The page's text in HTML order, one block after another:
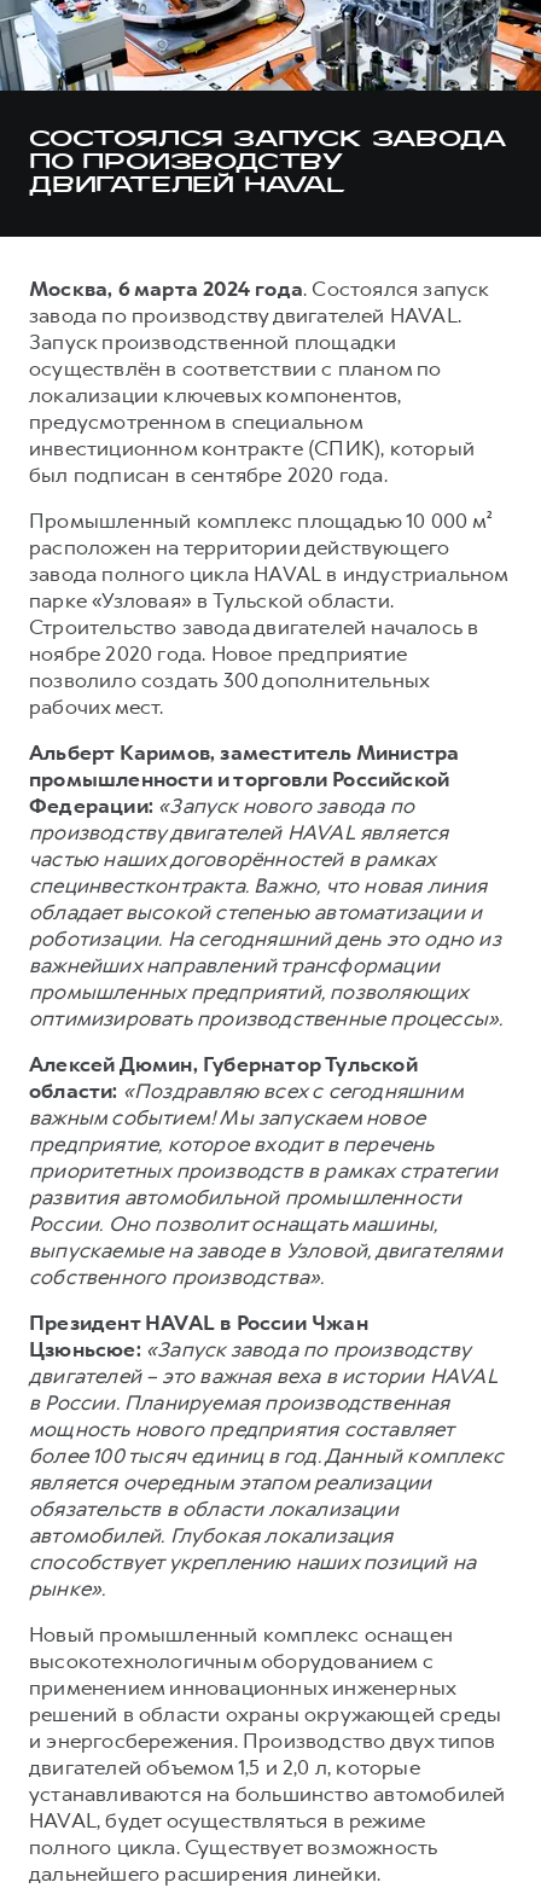
от 3 199 000 ₽ от 3 499 000 ₽
F7
от 2 899 000 ₽
F7X
от 3 599 000 ₽
POER
Тест-драйв
Трейд-ин
КРЕДИТ И СТРАХОВАНИЕ
Кредитный калькулятор
Страхование
КОРПОРАТИВНЫМ КЛИЕНТАМ
Для малого бизнеса
Корпоративным клиентам
Крупным корпоративным клиентам
Сервис для корпоративных клиентов
HAVAL Лизинг
АКСЕССУАРЫ HAVAL
Автомобильные аксессуары
Коллекция CITY
Коллекция Базовая
Коллекция Детская
СЕРВИСНОЕ ОБСЛУЖИВАНИЕ
Нулевое ТО
Регламенты технического обслуживания
Электронный ПТС
GWM Безопасность
Гарантия HAVAL
Мобильное приложение GWM
Программа «HAVAL Защита+»
Руководства по эксплуатации
АКСЕССУАРЫ HAVAL
Автомобильные аксессуары
Коллекция CITY
Коллекция Базовая
Коллекция Детская
О дилере
Наша команда
СОСТОЯЛСЯ ЗАПУСК ЗАВОДА
ПО ПРОИЗВОДСТВУ
ДВИГАТЕЛЕЙ HAVAL
Москва, 6 марта 2024 года. Состоялся запуск
завода по производству двигателей HAVAL.
Запуск производственной площадки
осуществлён в соответствии с планом по
локализации ключевых компонентов,
предусмотренном в специальном
инвестиционном контракте (СПИК), который
был подписан в сентябре 2020 года.
Промышленный комплекс площадью 10 000 м²
расположен на территории действующего
завода полного цикла HAVAL в индустриальном
парке «Узловая» в Тульской области.
Строительство завода двигателей началось в
ноябре 2020 года. Новое предприятие
позволило создать 300 дополнительных
рабочих мест.
Альберт Каримов, заместитель Министра
промышленности и торговли Российской
Федерации: «Запуск нового завода по
производству двигателей HAVAL является
частью наших договорённостей в рамках
специнвестконтракта. Важно, что новая линия
обладает высокой степенью автоматизации и
роботизации. На сегодняшний день это одно из
важнейших направлений трансформации
промышленных предприятий, позволяющих
оптимизировать производственные процессы».
Алексей Дюмин, Губернатор Тульской
области: «Поздравляю всех с сегодняшним
важным событием! Мы запускаем новое
предприятие, которое входит в перечень
приоритетных производств в рамках стратегии
развития автомобильной промышленности
России. Оно позволит оснащать машины,
выпускаемые на заводе в Узловой, двигателями
собственного производства».
Президент HAVAL в России Чжан
Цзюньсюе: «Запуск завода по производству
двигателей – это важная веха в истории HAVAL
в России. Планируемая производственная
мощность нового предприятия составляет
более 100 тысяч единиц в год. Данный комплекс
является очередным этапом реализации
обязательств в области локализации
автомобилей. Глубокая локализация
способствует укреплению наших позиций на
рынке».
Новый промышленный комплекс оснащен
высокотехнологичным оборудованием с
применением инновационных инженерных
решений в области охраны окружающей среды
и энергосбережения. Производство двух типов
двигателей объемом 1,5 и 2,0 л, которые
устанавливаются на большинство автомобилей
HAVAL, будет осуществляться в режиме
полного цикла. Существует возможность
дальнейшего расширения линейки.